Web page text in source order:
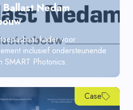
Ballast Nedam
kader voor
inclusief ondersteunende
SMART Photonics.
Case